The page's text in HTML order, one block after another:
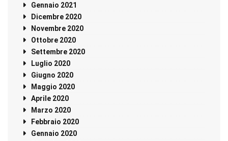
Gennaio 2021
Dicembre 2020
Novembre 2020
Ottobre 2020
Settembre 2020
Luglio 2020
Giugno 2020
Maggio 2020
Aprile 2020
Marzo 2020
Febbraio 2020
Gennaio 2020